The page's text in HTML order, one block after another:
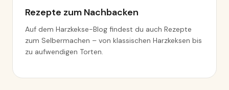
Rezepte zum Nachbacken
Auf dem Harzkekse-Blog findest du auch Rezepte
zum Selbermachen – von klassischen Harzkeksen bis
zu aufwendigen Torten.